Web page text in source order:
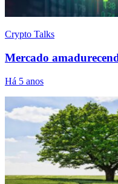
Crypto Talks
Mercado
Há 5 anos